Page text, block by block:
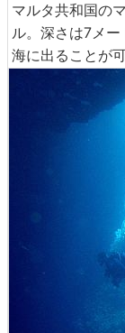
マルタ共和国の
ル。深さは7メ
海に出ることが可